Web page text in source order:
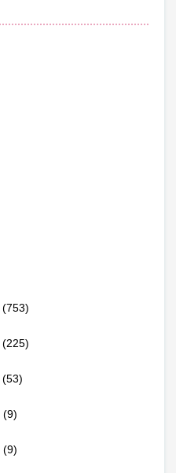
(753)
(225)
(53)
(9)
(9)